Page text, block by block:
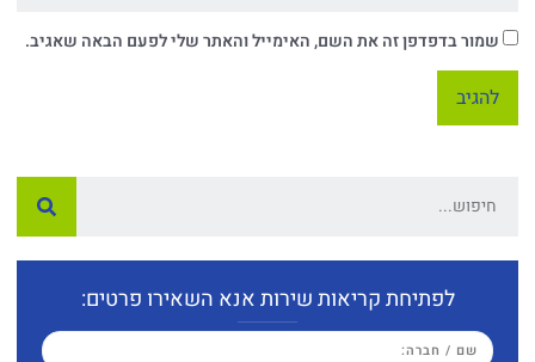
שמור בדפדפן זה את השם, האימייל והאתר שלי לפעם הבאה שאגיב.
לפתיחת קריאות שירות אנא השאירו פרטים: